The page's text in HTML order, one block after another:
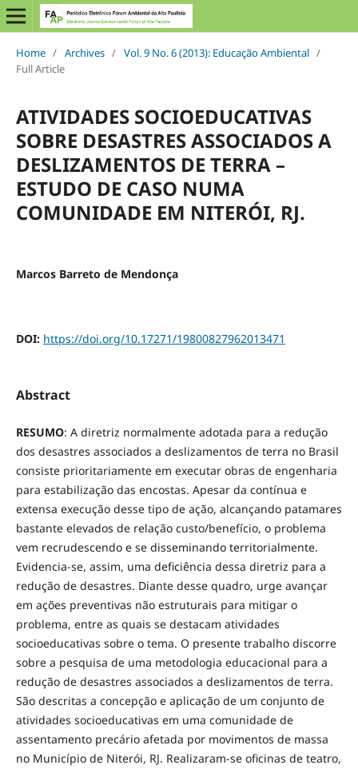
Home / Archives / Vol. 9 No. 6 (2013): Educação Ambiental /
Full Article
ATIVIDADES SOCIOEDUCATIVAS
SOBRE DESASTRES ASSOCIADOS A
DESLIZAMENTOS DE TERRA –
ESTUDO DE CASO NUMA
COMUNIDADE EM NITERÓI, RJ.
Marcos Barreto de Mendonça
DOI: https://doi.org/10.17271/19800827962013471
Abstract
RESUMO: A diretriz normalmente adotada para a redução
dos desastres associados a deslizamentos de terra no Brasil
consiste prioritariamente em executar obras de engenharia
para estabilização das encostas. Apesar da contínua e
extensa execução desse tipo de ação, alcançando patamares
bastante elevados de relação custo/benefício, o problema
vem recrudescendo e se disseminando territorialmente.
Evidencia-se, assim, uma deficiência dessa diretriz para a
redução de desastres. Diante desse quadro, urge avançar
em ações preventivas não estruturais para mitigar o
problema, entre as quais se destacam atividades
socioeducativas sobre o tema. O presente trabalho discorre
sobre a pesquisa de uma metodologia educacional para a
redução de desastres associados a deslizamentos de terra.
São descritas a concepção e aplicação de um conjunto de
atividades socioeducativas em uma comunidade de
assentamento precário afetada por movimentos de massa
no Município de Niterói, RJ. Realizaram-se oficinas de teatro,